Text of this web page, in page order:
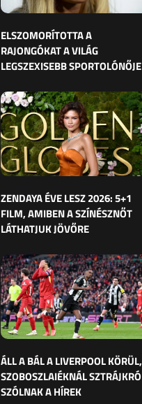
ELSZOMORÍTOTTA A
RAJONGÓKAT A VILÁG
LEGSZEXISEBB SPORTOLÓNŐJE
ZENDAYA ÉVE LESZ 2026: 5+1
FILM, AMIBEN A SZÍNÉSZNŐT
LÁTHATJUK JÖVŐRE
ÁLL A BÁL A LIVERPOOL KÖRÜL,
SZOBOSZLAIÉKNÁL
SZÓLNAK A HÍREK